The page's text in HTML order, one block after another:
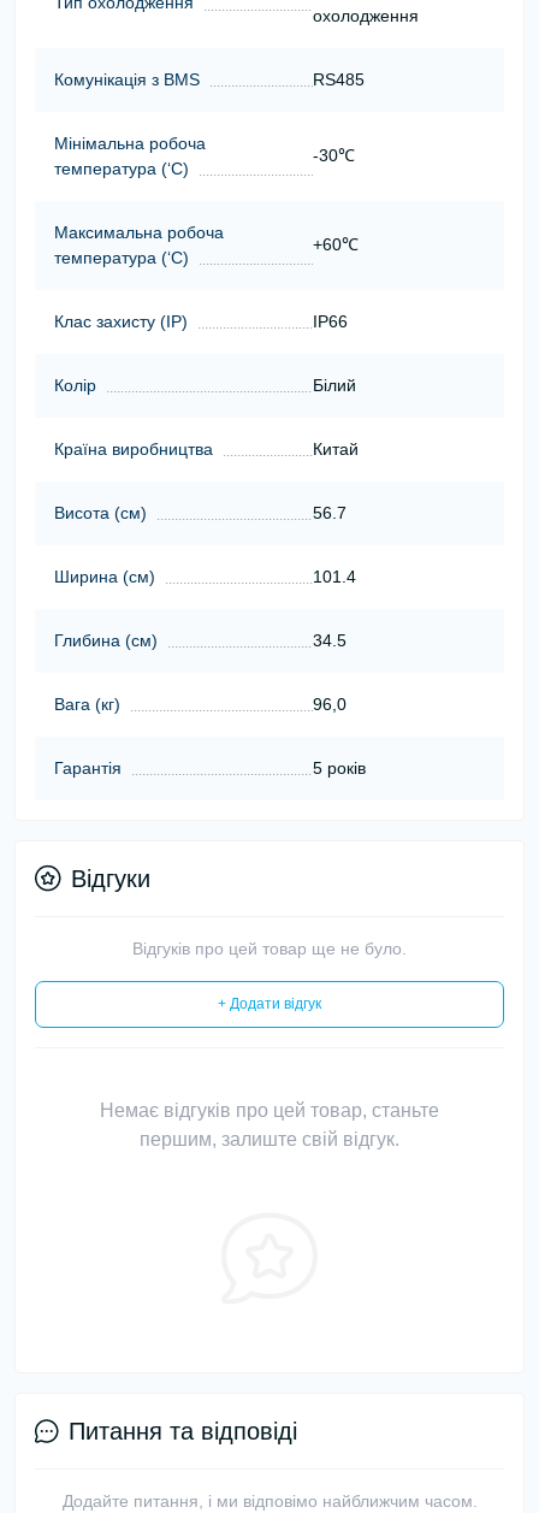
охолодження
Комунікація з BMS RS485
Мінімальна робоча
температура (‘С)
-30℃
Максимальна робоча
температура (‘С)
+60℃
Клас захисту (ІР) IP66
Колір Білий
Країна виробництва Китай
Висота (cм) 56.7
Ширина (cм) 101.4
Глибина (cм) 34.5
Вага (кг) 96,0
Гарантія 5 років
Відгуки
Відгуків про цей товар ще не було.
+ Додати відгук
Немає відгуків про цей товар, станьте
першим, залиште свій відгук.
Питання та відповіді
Додайте питання, і ми відповімо найближчим часом.